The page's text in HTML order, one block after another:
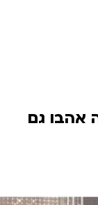
אהבו גם